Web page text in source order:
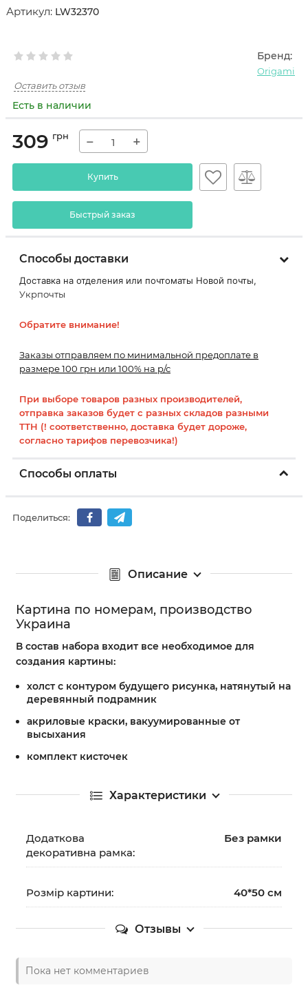
Артикул: LW32370
Бренд:
Origami
Оставить отзыв
Есть в наличии
309 грн − +
Купить
Быстрый заказ
Способы доставки
Доставка на отделения или почтоматы Новой почты,
Укрпочты
Обратите внимание!
Заказы отправляем по минимальной предоплате в
размере 100 грн или 100% на р/с
При выборе товаров разных производителей,
отправка заказов будет с разных складов разными
ТТН (! соответственно, доставка будет дороже,
согласно тарифов перевозчика!)
Способы оплаты
Поделиться:
Описание
Картина по номерам, производство
Украина
В состав набора входит все необходимое для
создания картины:
холст с контуром будущего рисунка, натянутый на
деревянный подрамник
акриловые краски, вакуумированные от
высыхания
комплект кисточек
Характеристики
Додаткова
декоративна рамка:
Без рамки
Розмір картини: 40*50 см
Отзывы
Пока нет комментариев